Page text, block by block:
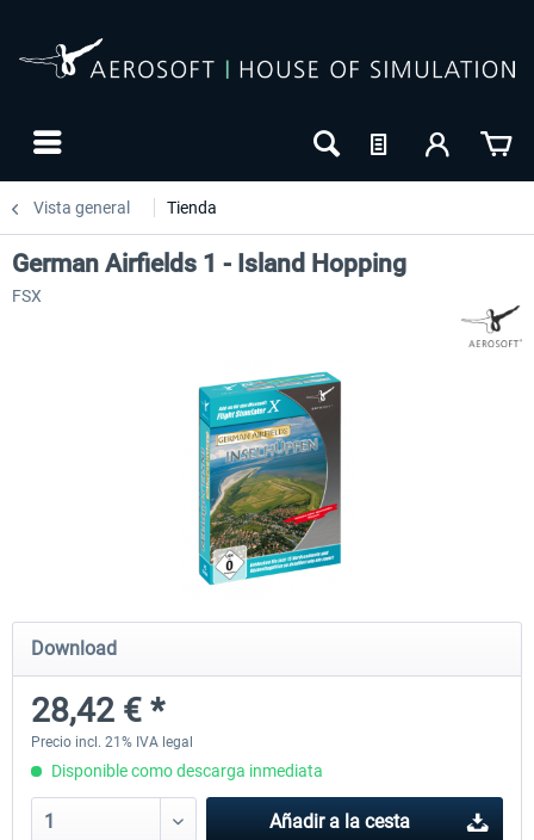
Vista general Tienda
EmergencyDispatcherPro - 24h Free
0,00 € *
German Airfields 1 - Island Hopping
FSX
Download
28,42 € *
Precio incl. 21% IVA legal
Disponible como descarga inmediata
Añadir a la cesta